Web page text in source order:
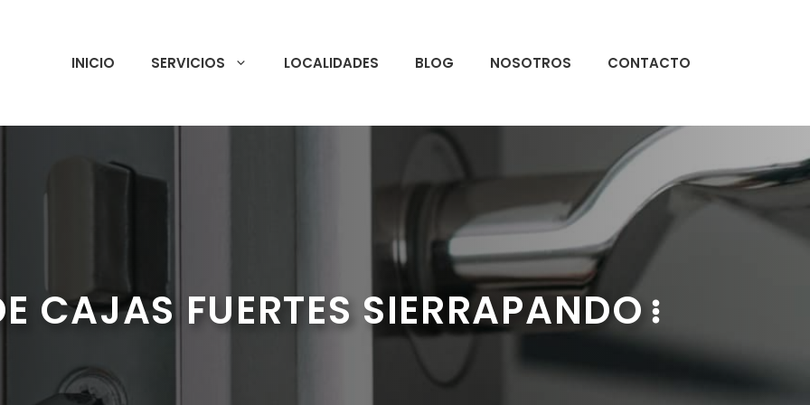
INICIO SERVICIOS LOCALIDADES BLOG NOSOTROS CONTACTO
CAJAS FUERTES SIERRAPANDO